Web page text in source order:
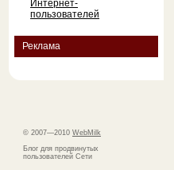
Интернет-
пользователей
Реклама
© 2007—2010 WebMilk
Блог для продвинутых
пользователей Сети